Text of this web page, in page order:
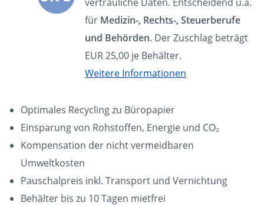
für Medizin-, Rechts-, Steuerberufe
und Behörden. Der Zuschlag beträgt
EUR 25,00 je Behälter.
Weitere Informationen
Optimales Recycling zu Büropapier
Einsparung von Rohstoffen, Energie und CO₂
Kompensation der nicht vermeidbaren
Umweltkosten
Pauschalpreis inkl. Transport und Vernichtung
Behälter bis zu 10 Tagen mietfrei